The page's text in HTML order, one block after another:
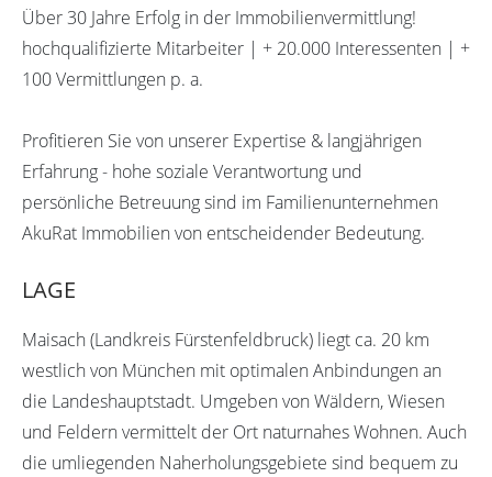
Über 30 Jahre Erfolg in der Immobilienvermittlung!
hochqualifizierte Mitarbeiter | + 20.000 Interessenten | +
100 Vermittlungen p. a.
Profitieren Sie von unserer Expertise & langjährigen
Erfahrung - hohe soziale Verantwortung und
persönliche Betreuung sind im Familienunternehmen
AkuRat Immobilien von entscheidender Bedeutung.
LAGE
Maisach (Landkreis Fürstenfeldbruck) liegt ca. 20 km
westlich von München mit optimalen Anbindungen an
die Landeshauptstadt. Umgeben von Wäldern, Wiesen
und Feldern vermittelt der Ort naturnahes Wohnen. Auch
die umliegenden Naherholungsgebiete sind bequem zu